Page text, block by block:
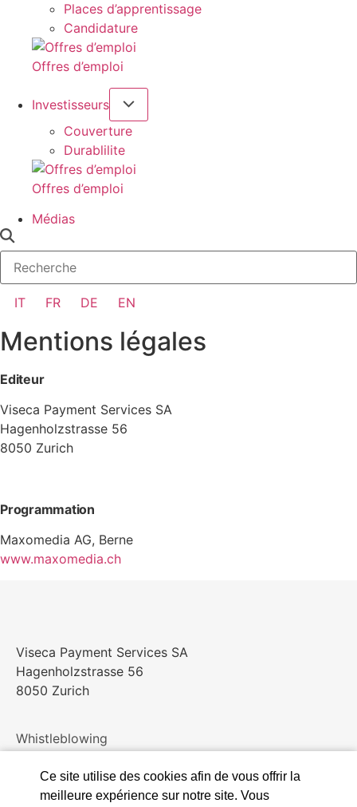
Ce site utilise des cookies afin de vous offrir la
meilleure expérience sur notre site. Vous
Places d’apprentissage
Candidature
Offres d’emploi
Investisseurs
Couverture
Durablilite
Offres d’emploi
Médias
IT FR DE EN
Mentions légales
Editeur
Viseca Payment Services SA
Hagenholzstrasse 56
8050 Zurich
Programmation
Maxomedia AG, Berne
www.maxomedia.ch
Viseca Payment Services SA
Hagenholzstrasse 56
8050 Zurich
Whistleblowing